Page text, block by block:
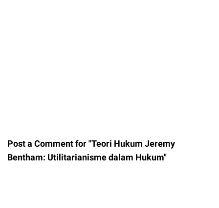
Post a Comment for "Teori Hukum Jeremy
Bentham: Utilitarianisme dalam Hukum"